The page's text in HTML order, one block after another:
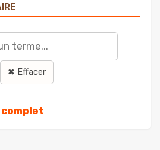
✖ Effacer
complet